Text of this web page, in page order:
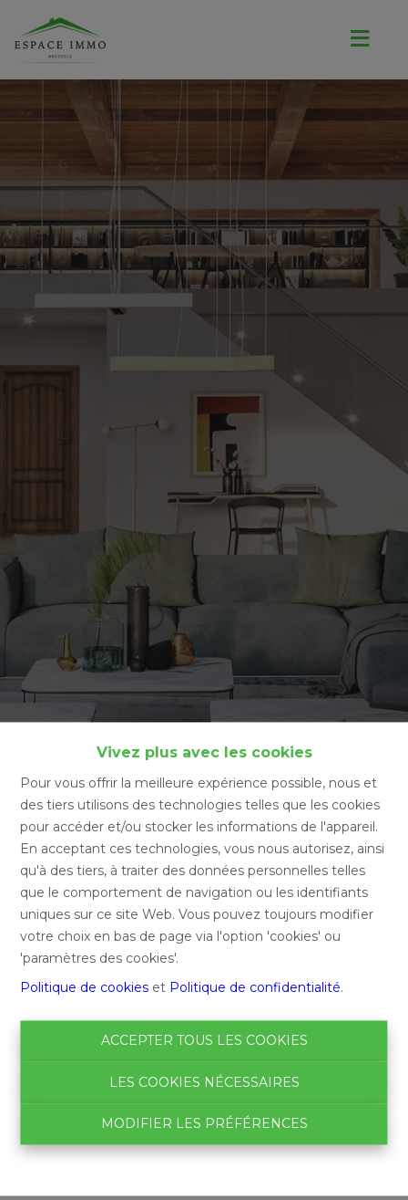
Vivez plus avec les cookies
Pour vous offrir la meilleure expérience possible, nous et
des tiers utilisons des technologies telles que les cookies
pour accéder et/ou stocker les informations de l'appareil.
En acceptant ces technologies, vous nous autorisez, ainsi
qu'à des tiers, à traiter des données personnelles telles
que le comportement de navigation ou les identifiants
uniques sur ce site Web. Vous pouvez toujours modifier
votre choix en bas de page via l'option 'cookies' ou
'paramètres des cookies'.
Politique de cookies et Politique de confidentialité.
ACCEPTER TOUS LES COOKIES
LES COOKIES NÉCESSAIRES
MODIFIER LES PRÉFÉRENCES
Accueil
Accueil